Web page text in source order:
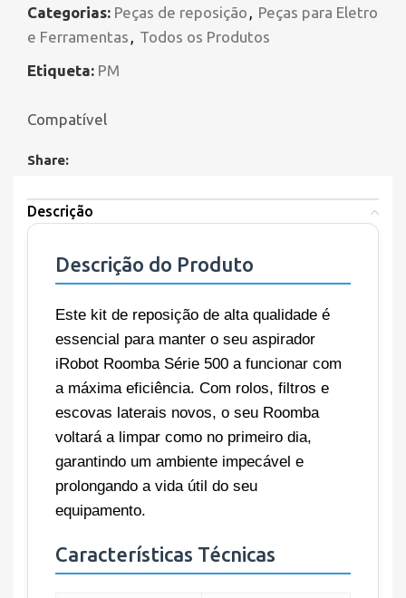
Categorias: Peças de reposição , Peças para Eletro
e Ferramentas , Todos os Produtos
Etiqueta: PM
Compatível
Share:
Descrição
Descrição do Produto
Este kit de reposição de alta qualidade é
essencial para manter o seu aspirador
iRobot Roomba Série 500 a funcionar com
a máxima eficiência. Com rolos, filtros e
escovas laterais novos, o seu Roomba
voltará a limpar como no primeiro dia,
garantindo um ambiente impecável e
prolongando a vida útil do seu
equipamento.
Características Técnicas